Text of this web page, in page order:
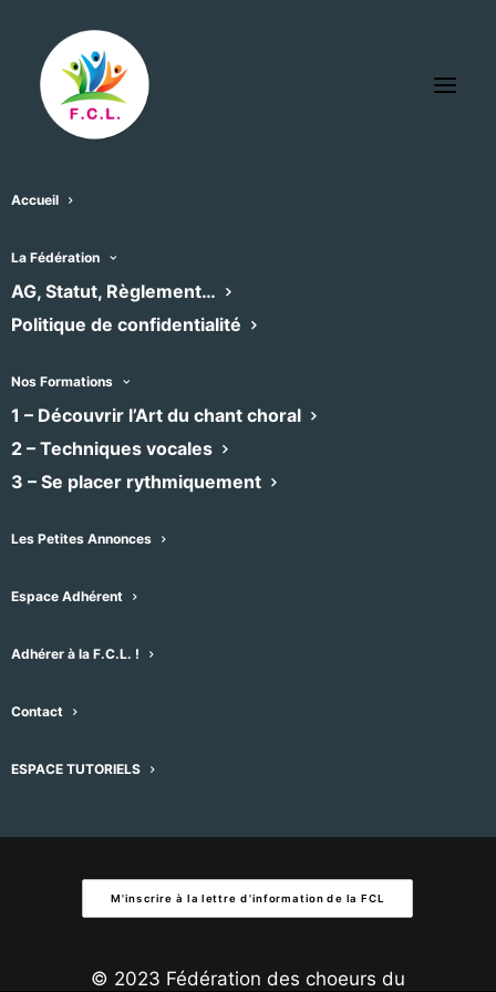
Accueil
La Fédération
AG, Statut, Règlement…
Politique de confidentialité
Nos Formations
1 – Découvrir l’Art du chant choral
2 – Techniques vocales
3 – Se placer rythmiquement
Les Petites Annonces
Espace Adhérent
Adhérer à la F.C.L. !
Contact
ESPACE TUTORIELS
ENSEMBLE VOCAL et
INSTRUMENTAL de MONTPELLIER
Notice
À venir
Sélectionnez
Évènements
précédent
M'inscrire à la lettre d'information de la FCL
© 2023 Fédération des choeurs du